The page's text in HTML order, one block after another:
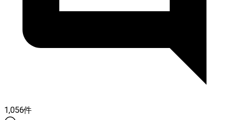
1,056件